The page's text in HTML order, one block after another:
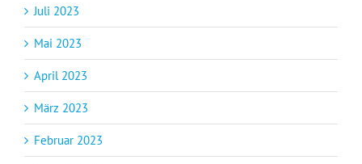
Juli 2023
Mai 2023
April 2023
März 2023
Februar 2023